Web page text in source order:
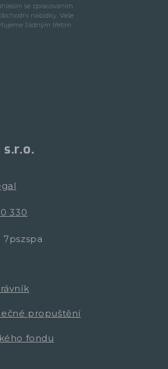
se zpracováním
nabídky. Vaše
žádným třetím
s.r.o.
330
7pszspa
propuštění
fondu